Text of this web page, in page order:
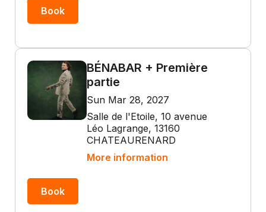
Book
BÉNABAR + Première
partie
Sun Mar 28, 2027
Salle de l'Etoile, 10 avenue
Léo Lagrange, 13160
CHATEAURENARD
More information
Book